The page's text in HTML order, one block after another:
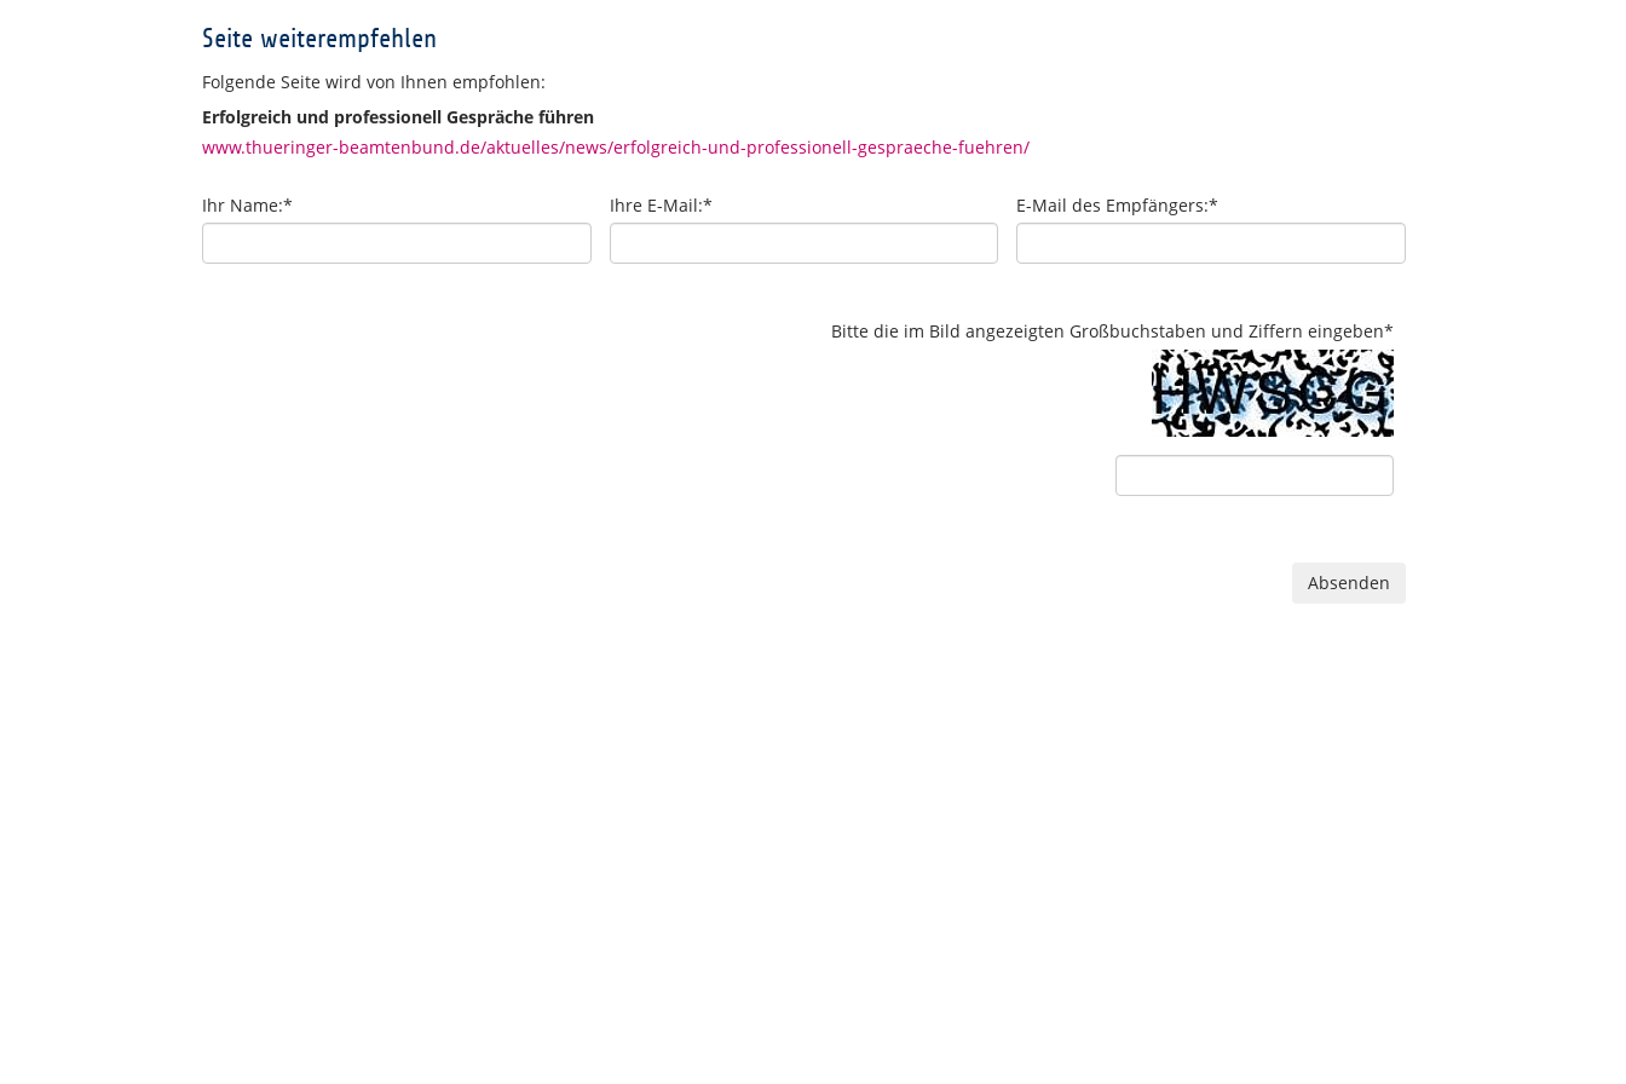
Seite weiterempfehlen
Folgende Seite wird von Ihnen empfohlen:
Erfolgreich und professionell Gespräche führen
www.thueringer-beamtenbund.de/aktuelles/news/erfolgreich-und-professionell-gespraeche-fuehren/
Ihr Name:* Ihre E-Mail:* E-Mail des Empfängers:*
Bitte die im Bild angezeigten Großbuchstaben und Ziffern eingeben*
Absenden